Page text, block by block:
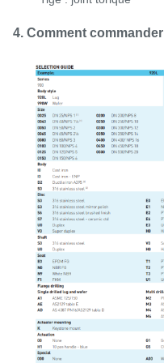
4. Comment commander